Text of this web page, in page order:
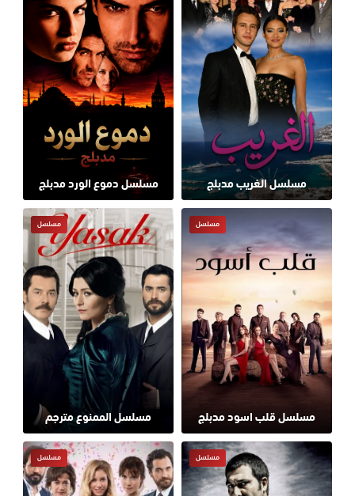
مسلسل الغريب مدبلج مسلسل دموع الورد مدبلج
مسلسل قلب اسود مدبلج
مسلسل
مسلسل الممنوع مترجم
مسلسل
مسلسل مسلسل